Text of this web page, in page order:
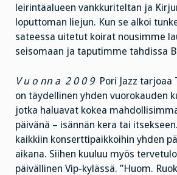
leirintäalueen vankkuriteltan ja
loputtoman liejun. Kun se alkoi
sateessa uitetut koirat nousimme
seisomaan ja taputimme tahdissa
V u o nn a 2 0 0 9Pori Jazz tarjoaa
on täydellinen yhden vuorokauden
jotka haluavat kokea
päivänä – isännän kera tai
kaikkiin konserttipaikkoihin yhden
aikana. Siihen kuuluu myös
päivällinen Vip-kylässä. ”Huom.